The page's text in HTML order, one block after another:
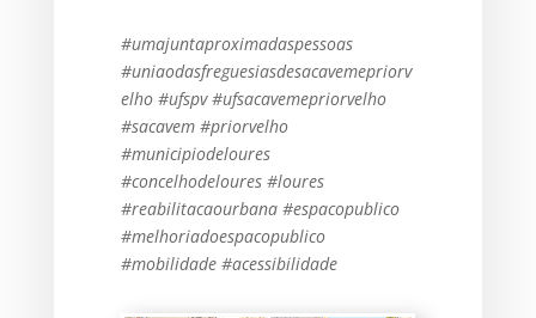
#umajuntaproximadaspessoas
#uniaodasfreguesiasdesacavemepriorv
elho #ufspv #ufsacavemepriorvelho
#sacavem #priorvelho
#municipiodeloures
#concelhodeloures #loures
#reabilitacaourbana #espacopublico
#melhoriadoespacopublico
#mobilidade #acessibilidade